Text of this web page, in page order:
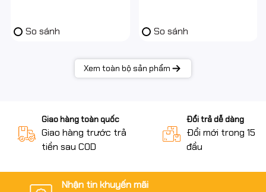
So sánh So sánh
Xem toàn bộ sản phẩm
Giao hàng toàn quốc
Giao hàng trước trả
tiền sau COD
Đổi trả dễ dàng
Đổi mới trong 15
đầu
Nhận tin khuyến mãi